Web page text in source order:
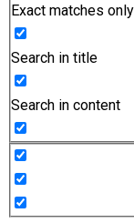
Exact matches only
Search in title
Search in content